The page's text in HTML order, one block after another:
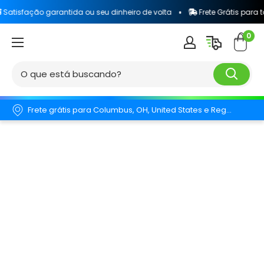
garantida ou seu dinheiro de volta Frete Grátis para todo o
0
Frete grátis para Columbus, OH, United States e Região.